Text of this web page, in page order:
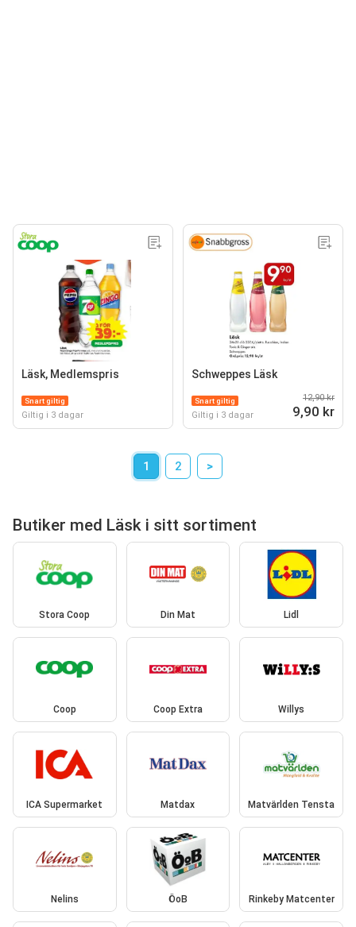
Läsk, Medlemspris
Snart giltig
Giltig i 3 dagar
Schweppes Läsk
Snart giltig
Giltig i 3 dagar
12,90 kr
9,90 kr
1 2 >
Butiker med Läsk i sitt sortiment
Stora Coop Din Mat Lidl
Coop Coop Extra Willys
ICA Supermarket Matdax Matvärlden Tensta
Nelins ÖoB Rinkeby Matcenter